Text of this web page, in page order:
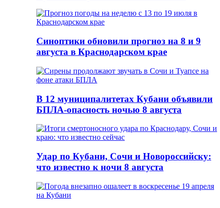
Синоптики обновили прогноз на 8 и 9
августа в Краснодарском крае
В 12 муниципалитетах Кубани объявили
БПЛА-опасность ночью 8 августа
Удар по Кубани, Сочи и Новороссийску:
что известно к ночи 8 августа